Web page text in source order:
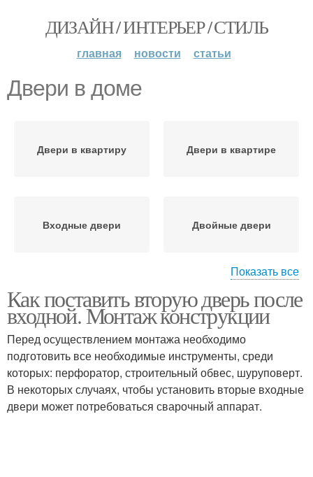
ДИЗАЙН / ИНТЕРЬЕР / СТИЛЬ
главная новости статьи
Двери в доме
Двери в квартиру Двери в квартире
Входные двери Двойные двери
Входная дверь
Показать все
Как поставить вторую дверь после
входной. Монтаж конструкции
Перед осуществлением монтажа необходимо
подготовить все необходимые инструменты, среди
которых: перфоратор, строительный обвес, шуруповерт.
В некоторых случаях, чтобы установить вторые входные
двери может потребоваться сварочный аппарат.